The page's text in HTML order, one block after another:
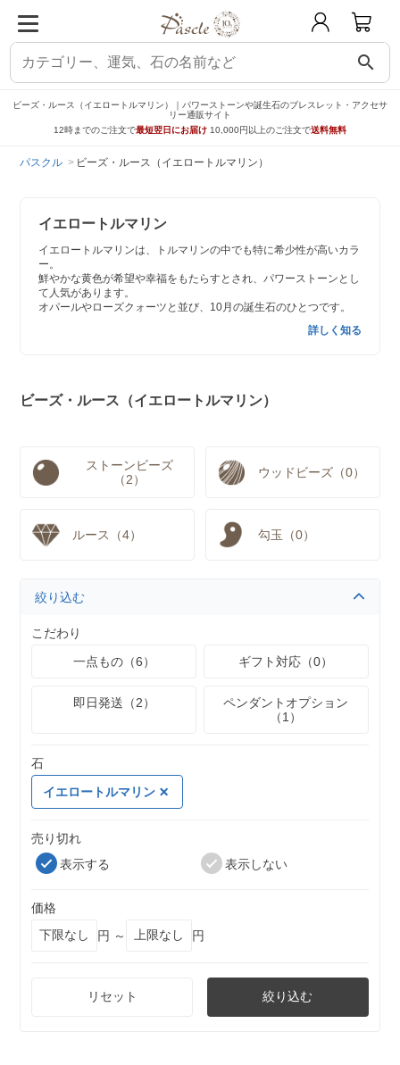
search
ビーズ・ルース（イエロートルマリン）｜パワーストーンや誕生石のブレスレット・アクセサ
リー通販サイト
12時までのご注文で最短翌日にお届け 10,000円以上のご注文で送料無料
パスクル ビーズ・ルース（イエロートルマリン）
イエロートルマリン
イエロートルマリンは、トルマリンの中でも特に希少性が高いカラ
ー。
鮮やかな黄色が希望や幸福をもたらすとされ、パワーストーンとし
て人気があります。
オパールやローズクォーツと並び、10月の誕生石のひとつです。
詳しく知る
ビーズ・ルース（イエロートルマリン）
ストーンビーズ
（2）
ウッドビーズ（0）
ルース（4） 勾玉（0）
絞り込む
こだわり
一点もの（6）
ギフト対応（0）
即日発送（2）
ペンダントオプション
（1）
石
イエロートルマリン
売り切れ
表示する
表示しない
価格
円 ～
円
リセット 絞り込む